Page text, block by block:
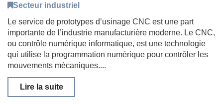
Secteur industriel
Le service de prototypes d’usinage CNC est une part
importante de l’industrie manufacturière moderne. Le CNC,
ou contrôle numérique informatique, est une technologie
qui utilise la programmation numérique pour contrôler les
mouvements mécaniques....
Lire la suite